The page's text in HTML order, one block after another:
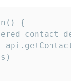
{
contact